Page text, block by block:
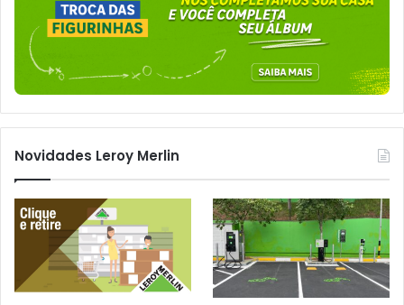
Novidades Leroy Merlin